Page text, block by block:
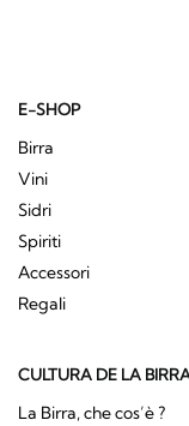
E-SHOP
Birra
Vini
Sidri
Spiriti
Accessori
Regali
CULTURA DE LA
La Birra, che cos’è ?